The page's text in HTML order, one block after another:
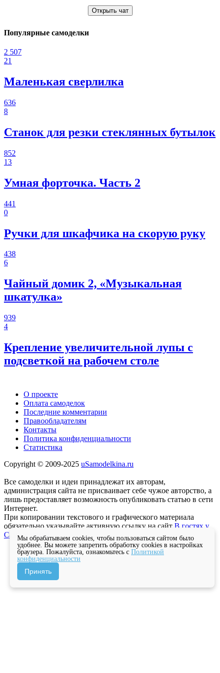
Открыть чат
Популярные самоделки
2 507
21
Маленькая сверлилка
636
8
Станок для резки стеклянных бутылок
852
13
Умная форточка. Часть 2
441
0
Ручки для шкафчика на скорую руку
438
6
Чайный домик 2, «Музыкальная
шкатулка»
939
4
Крепление увеличительной лупы с
подсветкой на рабочем столе
О проекте
Оплата самоделок
Последние комментарии
Правообладателям
Контакты
Политика конфиденциальности
Статистика
Copyright © 2009-2025 uSamodelkina.ru
Все самоделки и идеи принадлежат их авторам,
администрация сайта не присваивает себе чужое авторство, а
лишь предоставляет возможность опубликовать статью в сети
Интернет.
При копировании текстового и графического материала
обязательно указывайте активную ссылку на сайт В гостях у
Самоделкина
Мы обрабатываем cookies, чтобы пользоваться сайтом было
удобнее. Вы можете запретить обработку cookies в настройках
браузера. Пожалуйста, ознакомьтесь с Политикой
конфиденциальности
Принять